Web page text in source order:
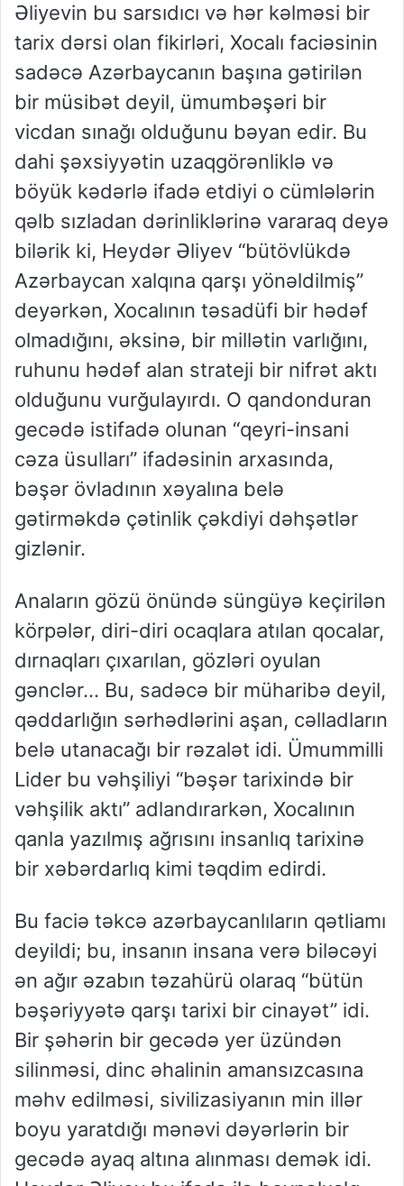
Əliyevin bu sarsıdıcı və hər kəlməsi bir
tarix dərsi olan fikirləri, Xocalı faciəsinin
sadəcə Azərbaycanın başına gətirilən
bir müsibət deyil, ümumbəşəri bir
vicdan sınağı olduğunu bəyan edir. Bu
dahi şəxsiyyətin uzaqgörənliklə və
böyük kədərlə ifadə etdiyi o cümlələrin
qəlb sızladan dərinliklərinə vararaq deyə
bilərik ki, Heydər Əliyev “bütövlükdə
Azərbaycan xalqına qarşı yönəldilmiş”
deyərkən, Xocalının təsadüfi bir hədəf
olmadığını, əksinə, bir millətin varlığını,
ruhunu hədəf alan strateji bir nifrət aktı
olduğunu vurğulayırdı. O qandonduran
gecədə istifadə olunan “qeyri-insani
cəza üsulları” ifadəsinin arxasında,
bəşər övladının xəyalına belə
gətirməkdə çətinlik çəkdiyi dəhşətlər
gizlənir.
Anaların gözü önündə süngüyə keçirilən
körpələr, diri-diri ocaqlara atılan qocalar,
dırnaqları çıxarılan, gözləri oyulan
gənclər… Bu, sadəcə bir müharibə deyil,
qəddarlığın sərhədlərini aşan, cəlladların
belə utanacağı bir rəzalət idi. Ümummilli
Lider bu vəhşiliyi “bəşər tarixində bir
vəhşilik aktı” adlandırarkən, Xocalının
qanla yazılmış ağrısını insanlıq tarixinə
bir xəbərdarlıq kimi təqdim edirdi.
Bu faciə təkcə azərbaycanlıların qətliamı
deyildi; bu, insanın insana verə biləcəyi
ən ağır əzabın təzahürü olaraq “bütün
bəşəriyyətə qarşı tarixi bir cinayət” idi.
Bir şəhərin bir gecədə yer üzündən
silinməsi, dinc əhalinin amansızcasına
məhv edilməsi, sivilizasiyanın min illər
boyu yaratdığı mənəvi dəyərlərin bir
gecədə ayaq altına alınması demək idi.